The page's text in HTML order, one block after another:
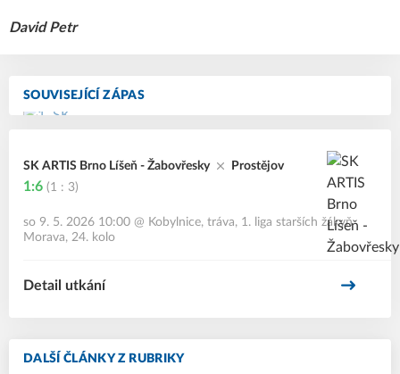
SOUVISEJÍCÍ ZÁPAS
SK ARTIS Brno Líšeň - Žabovřesky Prostějov
1:6 (1 : 3)
so 9. 5. 2026 10:00 @ Kobylnice, tráva, 1. liga starších žákyň
Morava, 24. kolo
Detail utkání
DALŠÍ ČLÁNKY Z RUBRIKY
David Petr